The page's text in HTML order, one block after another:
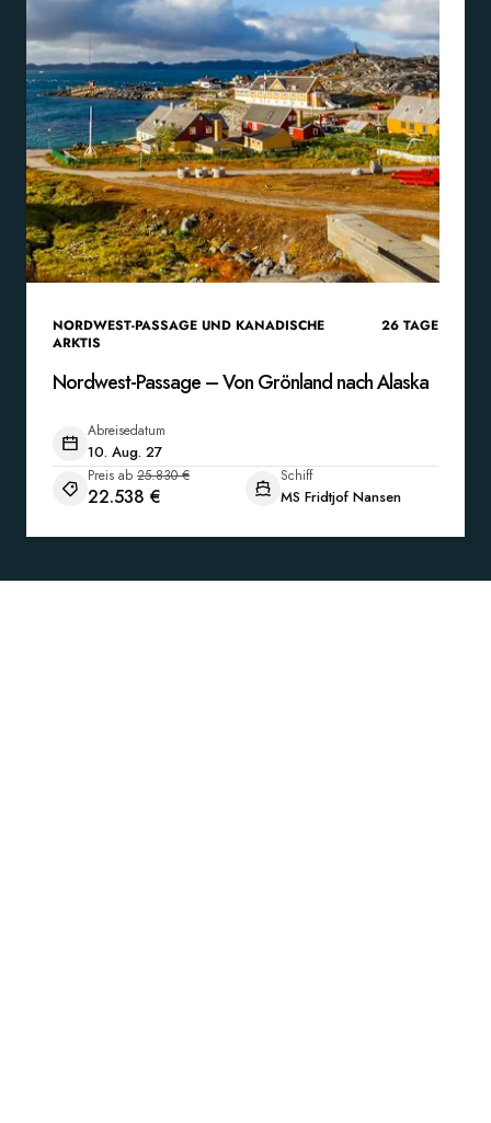
NORDWEST-PASSAGE UND KANADISCHE
ARKTIS
26 TAGE
Nordwest-Passage – Von Grönland nach Alaska
Abreisedatum
10. Aug. 27
Preis ab 25.830 €
22.538 €
Schiff
MS Fridtjof Nansen